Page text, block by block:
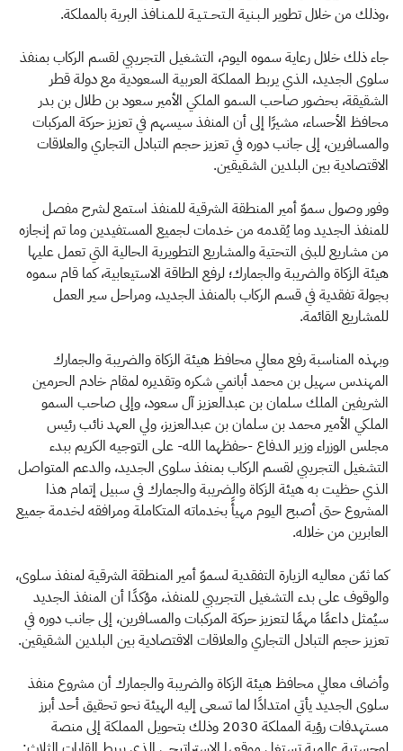
،وذلك من خلال تطوير الـبـنية الـتحــتـيـة للـمـنـافذ البرية بالمملكة.
جاء ذلك خلال رعاية سموه اليوم، التشغيل التجريبي لقسم الركاب بمنفذ
سلوى الجديد، الذي يربط المملكة العربية السعودية مع دولة قطر
الشقيقة، بحضور صاحب السمو الملكي الأمير سعود بن طلال بن بدر
محافظ الأحساء، مشيرًا إلى أن المنفذ سيسهم في تعزيز حركة المركبات
والمسافرين، إلى جانب دوره في تعزيز حجم التبادل التجاري والعلاقات
الاقتصادية بين البلدين الشقيقين.
وفور وصول سموّ أمير المنطقة الشرقية للمنفذ استمع لشرح مفصل
للمنفذ الجديد وما يُقدمه من خدمات لجميع المستفيدين وما تم إنجازه
من مشاريع للبنى التحتية والمشاريع التطويرية الحالية التي تعمل عليها
هيئة الزكاة والضريبة والجمارك؛ لرفع الطاقة الاستيعابية، كما قام سموه
بجولة تفقدية في قسم الركاب بالمنفذ الجديد، ومراحل سير العمل
للمشاريع القائمة.
وبهذه المناسبة رفع معالي محافظ هيئة الزكاة والضريبة والجمارك
المهندس سهيل بن محمد أبانمي شكره وتقديره لمقام خادم الحرمين
الشريفين الملك سلمان بن عبدالعزيز آل سعود، وإلى صاحب السمو
الملكي الأمير محمد بن سلمان بن عبدالعزيز، ولي العهد نائب رئيس
مجلس الوزراء وزير الدفاع -حفظهما الله- على التوجيه الكريم ببدء
التشغيل التجريبي لقسم الركاب بمنفذ سلوى الجديد، والدعم المتواصل
الذي حظيت به هيئة الزكاة والضريبة والجمارك في سبيل إتمام هذا
المشروع حتى أصبح اليوم مهيأً بخدماته المتكاملة ومرافقه لخدمة جميع
العابرين من خلاله.
كما ثمّن معاليه الزيارة التفقدية لسموّ أمير المنطقة الشرقية لمنفذ سلوى،
والوقوف على بدء التشغيل التجريبي للمنفذ، مؤكدًا أن المنفذ الجديد
سيُمثل داعمًا مهمًا لتعزيز حركة المركبات والمسافرين، إلى جانب دوره في
تعزيز حجم التبادل التجاري والعلاقات الاقتصادية بين البلدين الشقيقين.
وأضاف معالي محافظ هيئة الزكاة والضريبة والجمارك أن مشروع منفذ
سلوى الجديد يأتي امتدادًا لما تسعى إليه الهيئة نحو تحقيق أحد أبرز
مستهدفات رؤية المملكة 2030 وذلك بتحويل المملكة إلى منصة